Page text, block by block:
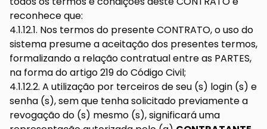
reconhece que:
4.1.12.1. Nos termos do presente CONTRATO, o uso do
sistema presume a aceitação dos presentes termos,
formalizando a relação contratual entre as PARTES,
na forma do artigo 219 do Código Civil;
4.1.12.2. A utilização por terceiros de seu (s) login (s) e
senha (s), sem que tenha solicitado previamente a
revogação do (s) mesmo (s), significará uma